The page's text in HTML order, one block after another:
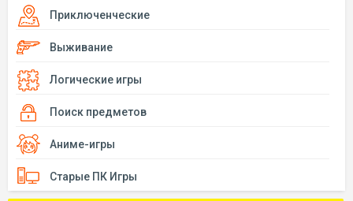
Приключенческие
Выживание
Логические игры
Поиск предметов
Аниме-игры
Старые ПК Игры